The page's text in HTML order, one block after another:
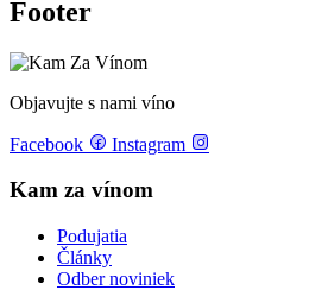
Footer
Objavujte s nami víno
Facebook Instagram
Kam za vínom
Podujatia
Články
Odber noviniek